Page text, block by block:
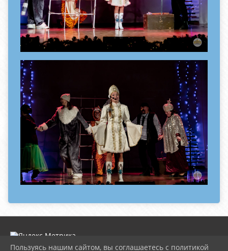
Пользуясь нашим сайтом, вы соглашаетесь с политикой